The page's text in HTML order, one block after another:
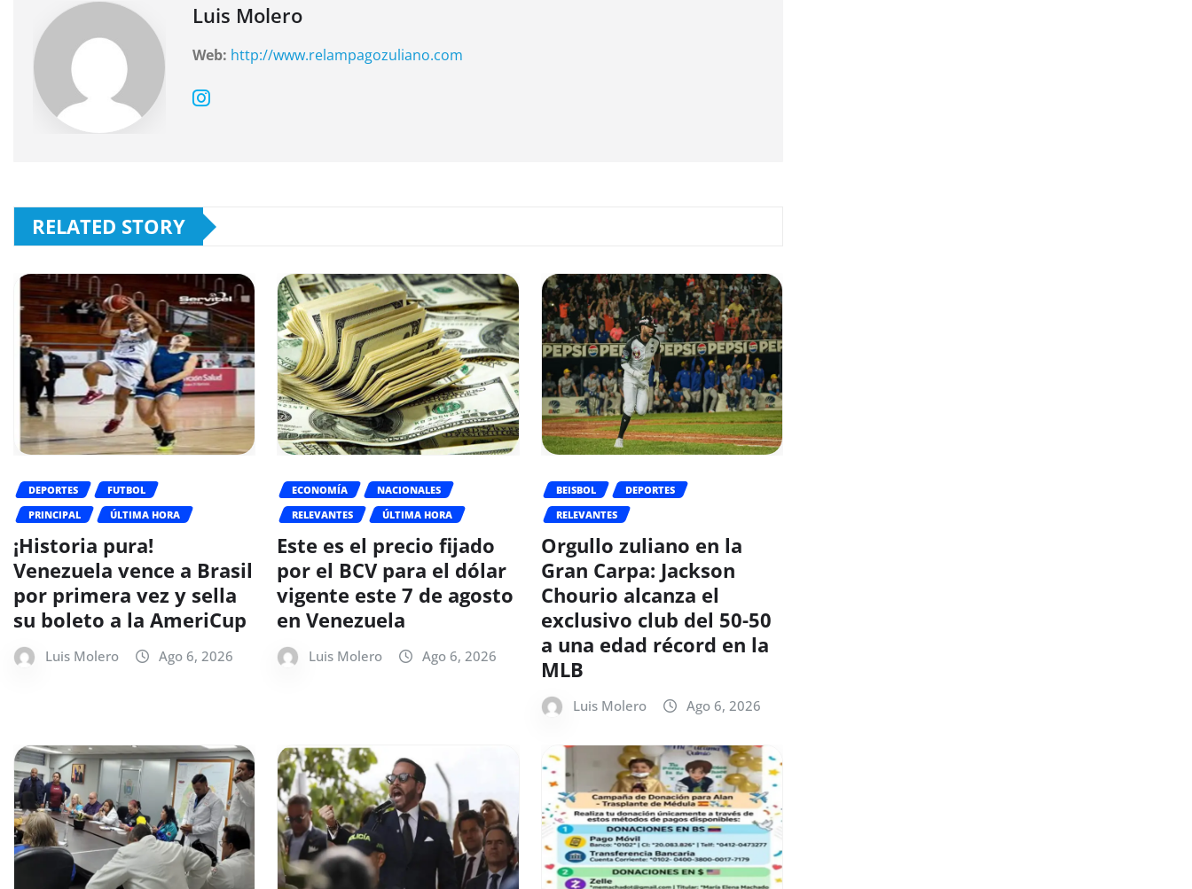
o Luis Molero
Web: http://www.relampagozuliano.com
RELATED STORY
DEPORTES
FUTBOL
PRINCIPAL
ÚLTIMA HORA
¡Historia pura!
Venezuela vence a Brasil
por primera vez y sella
su boleto a la AmeriCup
Luis Molero Ago 6, 2026
ECONOMÍA
NACIONALES
RELEVANTES
ÚLTIMA HORA
Este es el precio fijado
por el BCV para el dólar
vigente este 7 de agosto
en Venezuela
Luis Molero Ago 6, 2026
BEISBOL
DEPORTES
RELEVANTES
Orgullo zuliano en la
Gran Carpa: Jackson
Chourio alcanza el
exclusivo club del 50-50
a una edad récord en la
MLB
Luis Molero Ago 6, 2026